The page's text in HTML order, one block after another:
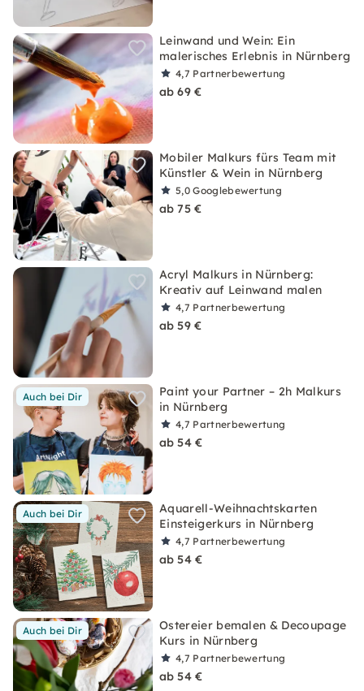
Leinwand und Wein: Ein
malerisches Erlebnis in Nürnberg
4,7 Partnerbewertung
ab 69 €
Mobiler Malkurs fürs Team mit
Künstler & Wein in Nürnberg
5,0Googlebewertung
ab 75 €
Acryl Malkurs in Nürnberg:
Kreativ auf Leinwand malen
4,7 Partnerbewertung
ab 59 €
Auch bei Dir
Paint your Partner – 2h Malkurs
in Nürnberg
4,7 Partnerbewertung
ab 54 €
Auch bei Dir
Aquarell-Weihnachtskarten
Einsteigerkurs in Nürnberg
4,7 Partnerbewertung
ab 54 €
Auch bei Dir
Ostereier bemalen & Decoupage
Kurs in Nürnberg
4,7 Partnerbewertung
ab 54 €